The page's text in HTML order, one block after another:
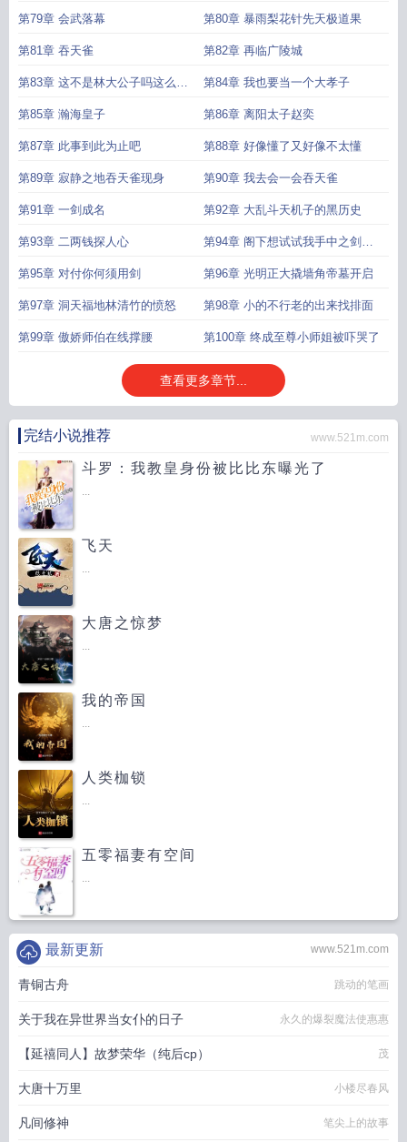
第79章 会武落幕 第80章 暴雨梨花针先天极道果
第81章 吞天雀 第82章 再临广陵城
第83章 这不是林大公子吗这么拉
了
第84章 我也要当一个大孝子
第85章 瀚海皇子 第86章 离阳太子赵奕
第87章 此事到此为止吧 第88章 好像懂了又好像不太懂
第89章 寂静之地吞天雀现身 第90章 我去会一会吞天雀
第91章 一剑成名 第92章 大乱斗天机子的黑历史
第93章 二两钱探人心 第94章 阁下想试试我手中之剑是
否锋利
第95章 对付你何须用剑 第96章 光明正大撬墙角帝墓开启
第97章 洞天福地林清竹的愤怒 第98章 小的不行老的出来找排面
第99章 傲娇师伯在线撑腰 第100章 终成至尊小师姐被吓哭了
查看更多章节...
完结小说推荐 www.521m.com
斗罗：我教皇身份被比比东曝光了
...
飞天
...
大唐之惊梦
...
我的帝国
...
人类枷锁
...
五零福妻有空间
...
www.521m.com
最新更新
青铜古舟 跳动的笔画
关于我在异世界当女仆的日子 永久的爆裂魔法使惠惠
【延禧同人】故梦荣华（纯后cp） 茂
大唐十万里 小楼尽春风
凡间修神 笔尖上的故事